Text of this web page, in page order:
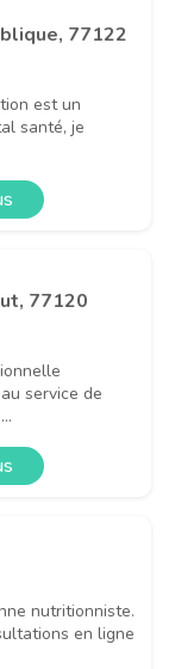
77122
est un
santé, je
77120
service de
nutritionniste.
en ligne